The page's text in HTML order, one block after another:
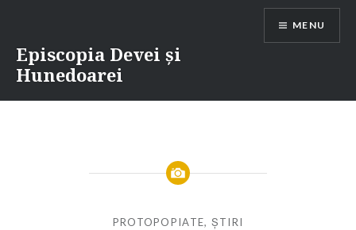
content
Episcopia Devei și
Hunedoarei
MENU
PROTOPOPIATE, ȘTIRI